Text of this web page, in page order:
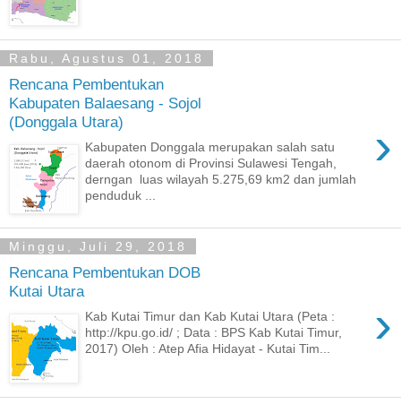
Rabu, Agustus 01, 2018
Rencana Pembentukan
Kabupaten Balaesang - Sojol
(Donggala Utara)
›
Kabupaten Donggala merupakan salah satu
daerah otonom di Provinsi Sulawesi Tengah,
derngan luas wilayah 5.275,69 km2 dan jumlah
penduduk ...
Minggu, Juli 29, 2018
Rencana Pembentukan DOB
Kutai Utara
›
Kab Kutai Timur dan Kab Kutai Utara (Peta :
http://kpu.go.id/ ; Data : BPS Kab Kutai Timur,
2017) Oleh : Atep Afia Hidayat - Kutai Tim...